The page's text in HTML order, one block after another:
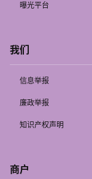
曝光平台
我们
信息举报
廉政举报
知识产权声明
商户